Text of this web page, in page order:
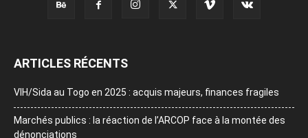
ARTICLES RÉCENTS
VIH/Sida au Togo en 2025 : acquis majeurs, finances fragiles
Marchés publics : la réaction de l’ARCOP face à la montée des
dénonciations